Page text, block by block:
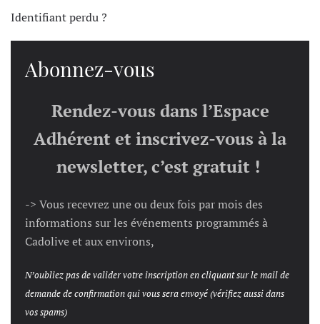
Identifiant perdu ?
Abonnez-vous
Rendez-vous dans l’Espace
Adhérent et inscrivez-vous à la
newsletter, c’est gratuit !
-> Vous recevrez une ou deux fois par mois des
informations sur les événements programmés à
Cadolive et aux environs,
N’oubliez pas de valider votre inscription en cliquant sur le mail de
demande de confirmation qui vous sera envoyé (vérifiez aussi dans
vos spams)